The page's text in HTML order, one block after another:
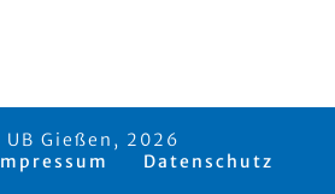
Gießen, 2026
Datenschutz